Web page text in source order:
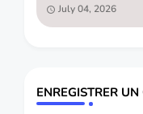
July 04, 2026
ENREGISTRER